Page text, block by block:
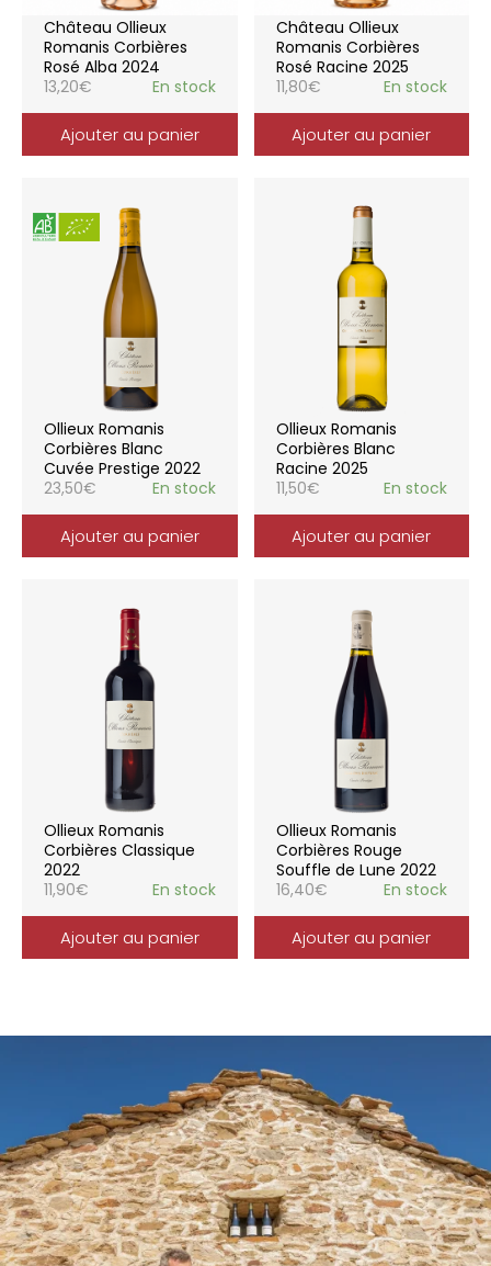
Château Ollieux
Romanis Corbières
Rosé Alba 2024
13,20€ En stock
Ajouter au panier
Château Ollieux
Romanis Corbières
Rosé Racine 2025
11,80€ En stock
Ajouter au panier
Ollieux Romanis
Corbières Blanc
Cuvée Prestige 2022
23,50€ En stock
Ajouter au panier
Ollieux Romanis
Corbières Blanc
Racine 2025
11,50€ En stock
Ajouter au panier
Ollieux Romanis
Corbières Classique
2022
11,90€ En stock
Ajouter au panier
Ollieux Romanis
Corbières Rouge
Souffle de Lune 2022
16,40€ En stock
Ajouter au panier